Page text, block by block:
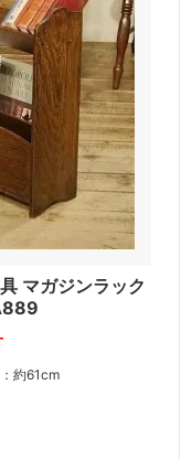
マガジンラック
約61cm